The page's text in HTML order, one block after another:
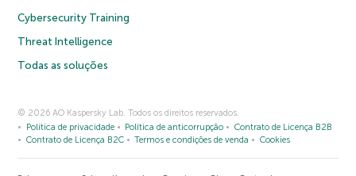
Cybersecurity Training
Threat Intelligence
Todas as soluções
© 2026 AO Kaspersky Lab. Todos os direitos reservados.
Política de privacidade
Política de anticorrupção
Contrato de Licença B2B
Contrato de Licença B2C
Termos e condições de venda Cookies